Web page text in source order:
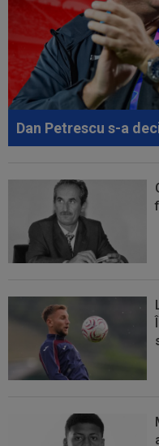
euro după Campionatul
17:15
Ioan Varga a
Billel Omrani la CFR Cluj
17:09
Dur! România a
la Campionatul Mondial.
Dan Petrescu s-a